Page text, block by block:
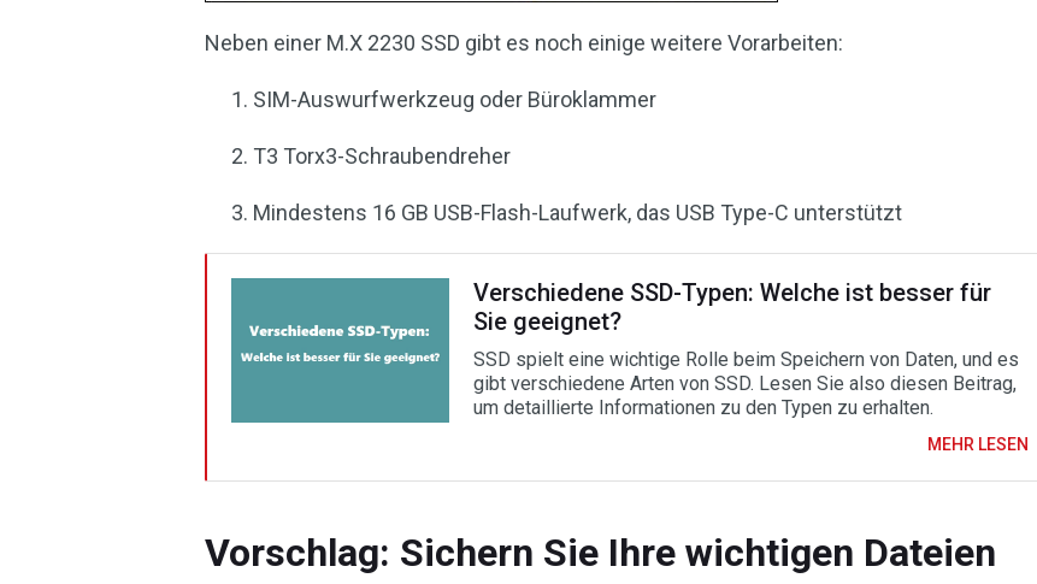
Neben einer M.X 2230 SSD gibt es noch einige weitere Vorarbeiten:
SIM-Auswurfwerkzeug oder Büroklammer
T3 Torx3-Schraubendreher
Mindestens 16 GB USB-Flash-Laufwerk, das USB Type-C unterstützt
Verschiedene SSD-Typen: Welche ist besser für
Sie geeignet?
SSD spielt eine wichtige Rolle beim Speichern von Daten, und es
gibt verschiedene Arten von SSD. Lesen Sie also diesen Beitrag,
um detaillierte Informationen zu den Typen zu erhalten.
MEHR LESEN
Vorschlag: Sichern Sie Ihre wichtigen Dateien